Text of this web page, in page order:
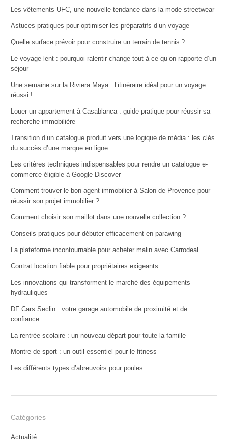
Les vêtements UFC, une nouvelle tendance dans la mode streetwear
Astuces pratiques pour optimiser les préparatifs d’un voyage
Quelle surface prévoir pour construire un terrain de tennis ?
Le voyage lent : pourquoi ralentir change tout à ce qu’on rapporte d’un
séjour
Une semaine sur la Riviera Maya : l’itinéraire idéal pour un voyage
réussi !
Louer un appartement à Casablanca : guide pratique pour réussir sa
recherche immobilière
Transition d’un catalogue produit vers une logique de média : les clés
du succès d’une marque en ligne
Les critères techniques indispensables pour rendre un catalogue e-
commerce éligible à Google Discover
Comment trouver le bon agent immobilier à Salon-de-Provence pour
réussir son projet immobilier ?
Comment choisir son maillot dans une nouvelle collection ?
Conseils pratiques pour débuter efficacement en parawing
La plateforme incontournable pour acheter malin avec Carrodeal
Contrat location fiable pour propriétaires exigeants
Les innovations qui transforment le marché des équipements
hydrauliques
DF Cars Seclin : votre garage automobile de proximité et de
confiance
La rentrée scolaire : un nouveau départ pour toute la famille
Montre de sport : un outil essentiel pour le fitness
Les différents types d’abreuvoirs pour poules
Catégories
Actualité